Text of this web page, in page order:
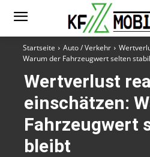
Startseite Auto / Verkehr
Warum der Fahrzeugwert selten
Wertverlust
einschätzen:
Fahrzeugwert
bleibt